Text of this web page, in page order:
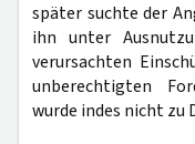
später suchte der
ihn unter
verursachten
unberechtigten
wurde indes nicht zu